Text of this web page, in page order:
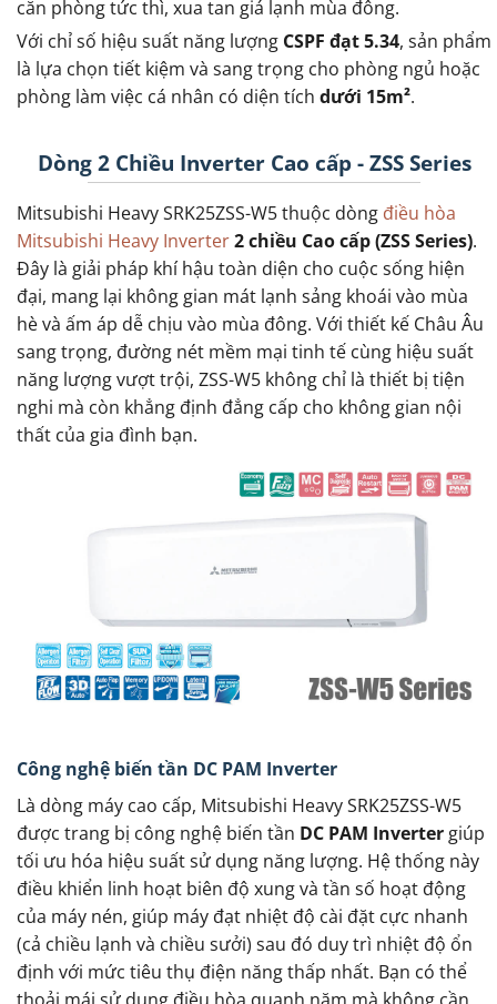
căn phòng tức thì, xua tan giá lạnh mùa đông.
Với chỉ số hiệu suất năng lượng CSPF đạt 5.34, sản phẩm
là lựa chọn tiết kiệm và sang trọng cho phòng ngủ hoặc
phòng làm việc cá nhân có diện tích dưới 15m².
Dòng 2 Chiều Inverter Cao cấp - ZSS Series
Mitsubishi Heavy SRK25ZSS-W5 thuộc dòng điều hòa
Mitsubishi Heavy Inverter2 chiều Cao cấp (ZSS Series).
Đây là giải pháp khí hậu toàn diện cho cuộc sống hiện
đại, mang lại không gian mát lạnh sảng khoái vào mùa
hè và ấm áp dễ chịu vào mùa đông. Với thiết kế Châu Âu
sang trọng, đường nét mềm mại tinh tế cùng hiệu suất
năng lượng vượt trội, ZSS-W5 không chỉ là thiết bị tiện
nghi mà còn khẳng định đẳng cấp cho không gian nội
thất của gia đình bạn.
Công nghệ biến tần DC PAM Inverter
Là dòng máy cao cấp, Mitsubishi Heavy SRK25ZSS-W5
được trang bị công nghệ biến tần DC PAM Inverter giúp
tối ưu hóa hiệu suất sử dụng năng lượng. Hệ thống này
điều khiển linh hoạt biên độ xung và tần số hoạt động
của máy nén, giúp máy đạt nhiệt độ cài đặt cực nhanh
(cả chiều lạnh và chiều sưởi) sau đó duy trì nhiệt độ ổn
định với mức tiêu thụ điện năng thấp nhất. Bạn có thể
thoải mái sử dụng điều hòa quanh năm mà không cần